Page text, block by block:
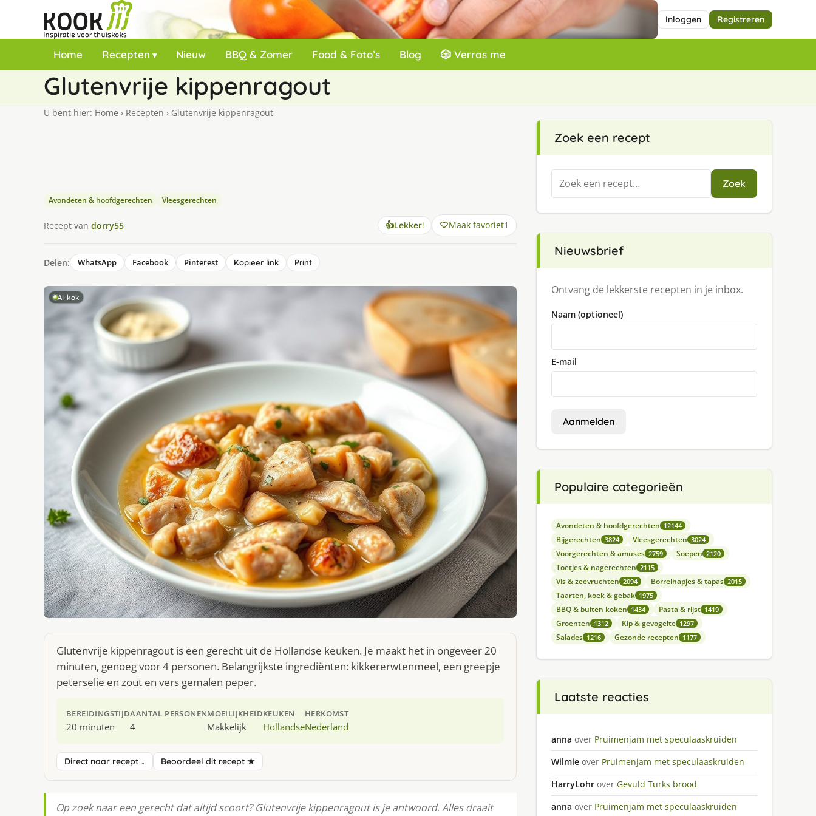
Inloggen Registreren
Home Recepten Nieuw BBQ & Zomer Food & Foto’s Blog 🎲 Verras me
Glutenvrije kippenragout
U bent hier: Home › Recepten › Glutenvrije kippenragout
Avondeten & hoofdgerechten Vleesgerechten
Recept van dorry55 👍Lekker! Maak favoriet1
Delen: WhatsApp Facebook Pinterest Kopieer link Print
AI-kok
Glutenvrije kippenragout is een gerecht uit de Hollandse keuken. Je maakt het in ongeveer 20
minuten, genoeg voor 4 personen. Belangrijkste ingrediënten: kikkererwtenmeel, een greepje
peterselie en zout en vers gemalen peper.
BEREIDINGSTIJD
20 minuten
AANTAL PERSONEN
4
MOEILIJKHEID
Makkelijk
KEUKEN
Hollandse
HERKOMST
Nederland
Direct naar recept ↓ Beoordeel dit recept ★
Op zoek naar een gerecht dat altijd scoort? Glutenvrije kippenragout is je antwoord. Alles draait
Zoek een recept
Zoeken
naar:
Zoek
Nieuwsbrief
Ontvang de lekkerste recepten in je inbox.
Naam (optioneel)
E-mail
Aanmelden
Populaire categorieën
Avondeten & hoofdgerechten 12144
Bijgerechten 3824 Vleesgerechten 3024
Voorgerechten & amuses 2759 Soepen 2120
Toetjes & nagerechten 2115
Vis & zeevruchten 2094 Borrelhapjes & tapas 2015
Taarten, koek & gebak 1975
BBQ & buiten koken 1434 Pasta & rijst 1419
Groenten 1312 Kip & gevogelte 1297
Salades 1216 Gezonde recepten 1177
Laatste reacties
anna over Pruimenjam met speculaaskruiden
Wilmie over Pruimenjam met speculaaskruiden
HarryLohr over Gevuld Turks brood
anna over Pruimenjam met speculaaskruiden